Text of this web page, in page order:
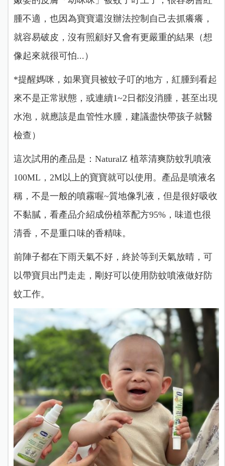
腫不適，也因為寶寶還沒辦法控制自己去抓癢癢，
就容易破皮，沒有照顧好又會有更嚴重的結果（想
像起來就很可怕...）
*提醒媽咪，如果寶貝被蚊子叮的地方，紅腫到看起
來不是正常狀態，或連續1~2日都沒消腫，甚至出現
水泡，就應該是血管性水腫，建議盡快帶孩子就醫
檢查）
這次試用的產品是：NaturalZ 植萃清爽防蚊乳噴液
100ML，2M以上的寶寶就可以使用。產品是噴液名
稱，不是一般的噴霧喔~質地像乳液，但是很好吸收
不黏膩，看產品介紹成份植萃配方95%，味道也很
清香，不是重口味的香精味。
前陣子都在下雨天氣不好，終於等到天氣放晴，可
以帶寶貝出門走走，剛好可以使用防蚊噴液做好防
蚊工作。